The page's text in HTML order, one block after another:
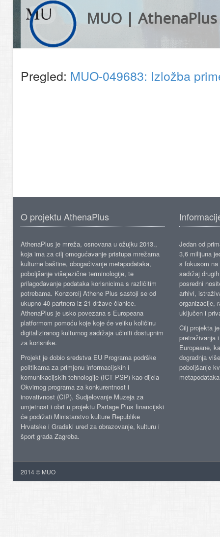
MUO | AthenaPlus
Pregled: MUO-049683: Izložba
O projektu AthenaPlus
AthenaPlus je mreža, osnovana u ožujku 2013.,
koja ima za cilj omogućavanje pristupa mrežama
kulturne baštine, obogaćivanje metapodataka,
poboljšanje višejezične terminologije, te
prilagođavanje podataka korisnicima s različitim
potrebama. Konzorcij Athene Plus sastoji se od
ukupno 40 partnera iz 21 države članice.
AthenaPlus je usko povezana s Europeana
platformom pomoću koje koje će veliku količinu
digitaliziranog kulturnog sadržaja učiniti dostupnim
za korisnike.
Projekt je dobio sredstva EU Programa podrške
politikama za primjenu informacijskih i
komunikacijskih tehnologije (ICT PSP) kao dijela
Okvirnog programa za konkurentnost i
inovativnost (CIP). Sudjelovanje Muzeja za
umjetnost i obrt u projektu Partage Plus financijski
će podržati Ministarstvo kulture Republike
Hrvatske i Gradski ured za obrazovanje, kulturu i
šport grada Zagreba.
Jedan od
3,6 milijuna
s fokusom
sadržaj
posredni
arhivi,
organizacije,
uključen i
Cilj projekta
pretraživanja
Europeane,
dogradnja
poboljšanje
2014 © MUO